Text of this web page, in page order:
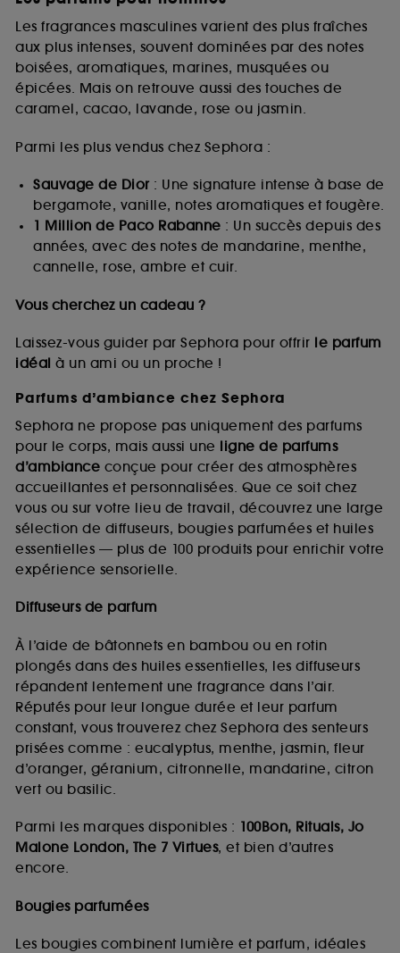
Les fragrances masculines varient des plus fraîches
aux plus intenses, souvent dominées par des notes
boisées, aromatiques, marines, musquées ou
épicées. Mais on retrouve aussi des touches de
caramel, cacao, lavande, rose ou jasmin.
Parmi les plus vendus chez Sephora :
Sauvage de Dior: Une signature intense à base de
bergamote, vanille, notes aromatiques et fougère.
1 Million de Paco Rabanne : Un succès depuis des
années, avec des notes de mandarine, menthe,
cannelle, rose, ambre et cuir.
Vous cherchez un cadeau ?
Laissez-vous guider par Sephora pour offrir le parfum
idéal à un ami ou un proche !
Parfums d’ambiance chez Sephora
Sephora ne propose pas uniquement des parfums
pour le corps, mais aussi une ligne de parfums
d’ambiance conçue pour créer des atmosphères
accueillantes et personnalisées. Que ce soit chez
vous ou sur votre lieu de travail, découvrez une large
sélection de diffuseurs, bougies parfumées et huiles
essentielles — plus de 100 produits pour enrichir votre
expérience sensorielle.
Diffuseurs de parfum
À l’aide de bâtonnets en bambou ou en rotin
plongés dans des huiles essentielles, les diffuseurs
répandent lentement une fragrance dans l’air.
Réputés pour leur longue durée et leur parfum
constant, vous trouverez chez Sephora des senteurs
prisées comme : eucalyptus, menthe, jasmin, fleur
d’oranger, géranium, citronnelle, mandarine, citron
vert ou basilic.
Parmi les marques disponibles : 100Bon, Rituals, Jo
Malone London, The 7 Virtues, et bien d’autres
encore.
Bougies parfumées
Les bougies combinent lumière et parfum, idéales